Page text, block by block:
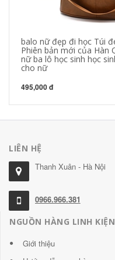
balo nữ đẹp đi học Túi
Phiên bản mới của Hàn
nữ ba lô học sinh học
cho nữ
495,000 đ
LIÊN HỆ
Thanh Xuân - Hà Nội
0966.966.381
NGUỒN HÀNG LINH KIỆN
Giới thiệu